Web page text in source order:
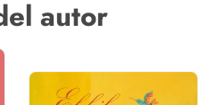
autor